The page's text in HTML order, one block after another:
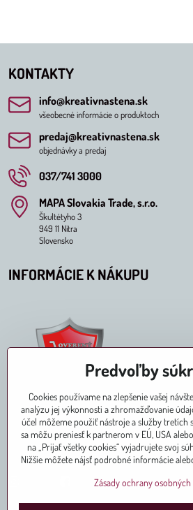
KONTAKTY
info​@kreativnastena​.sk
všeobecné informácie o produktoch
predaj​@kreativnastena​.sk
objednávky a predaj
037/741 3000
MAPA Slovakia Trade, s​.r​.o​.
Škultétyho 3
949 11 Nitra
Slovensko
INFORMÁCIE K NÁKUPU
Pridajte sa k nám aj na
Facebook
Predvoľby
Cookies používame na zlepšenie vašej
analýzu jej výkonnosti a zhromažďovanie
účel môžeme použiť nástroje a služby tretích
sa môžu preniesť k partnerom v EÚ, USA
na „Prijať všetky cookies“ vyjadrujete svoj
Nižšie môžete nájsť podrobné informácie
Zásady ochrany